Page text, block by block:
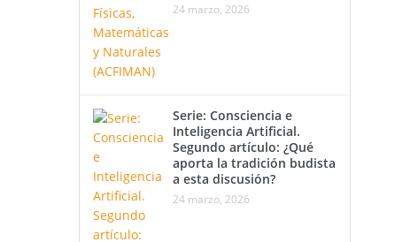
24 marzo, 2026
Serie: Consciencia e
Inteligencia Artificial.
Segundo artículo: ¿Qué
aporta la tradición budista
a esta discusión?
24 marzo, 2026